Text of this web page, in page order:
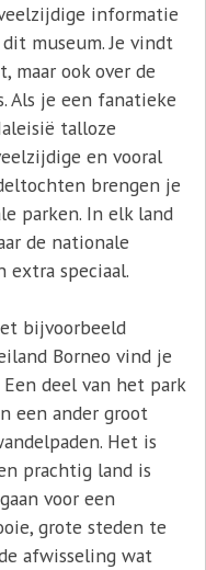
informatie
museum. Je vindt
maar ook over de
Als je een fanatieke
talloze
en vooral
brengen je
parken. In elk land
de nationale
extra speciaal.
bijvoorbeeld
Borneo vind je
deel van het park
een ander groot
Het is
prachtig land is
voor een
grote steden te
afwisseling wat